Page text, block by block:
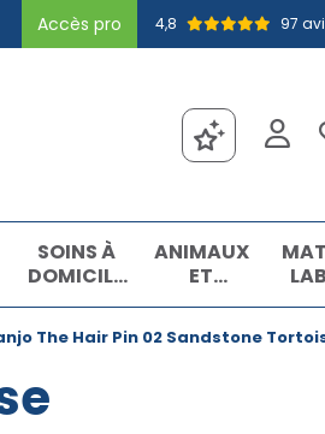
Accès pro 4,8 97
SOINS À
DOMICILE
ET
PREMIERS
SOINS
ANIMAUX
ET
INSECTES
The Hair Pin 02 Sandstone